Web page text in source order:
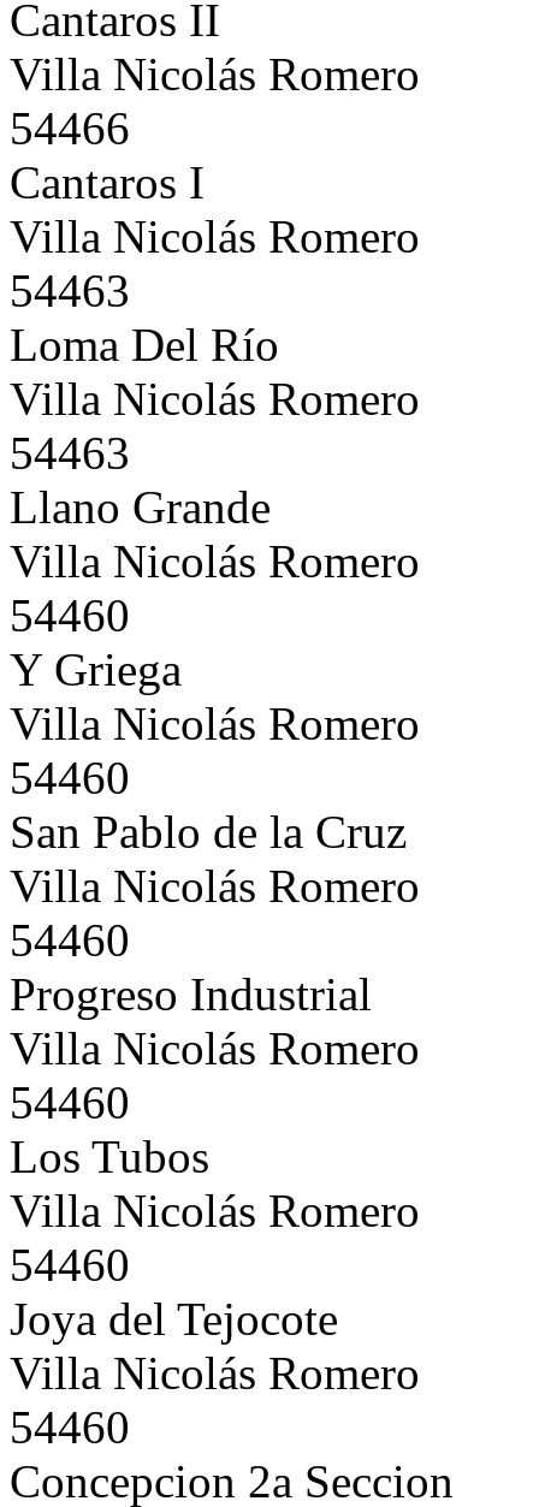
Cantaros II
Villa Nicolás Romero
54466
Cantaros I
Villa Nicolás Romero
54463
Loma Del Río
Villa Nicolás Romero
54463
Llano Grande
Villa Nicolás Romero
54460
Y Griega
Villa Nicolás Romero
54460
San Pablo de la Cruz
Villa Nicolás Romero
54460
Progreso Industrial
Villa Nicolás Romero
54460
Los Tubos
Villa Nicolás Romero
54460
Joya del Tejocote
Villa Nicolás Romero
54460
Concepcion 2a Seccion